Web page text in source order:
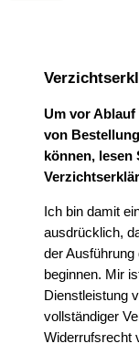
Um vor
von Bestellung
können, lesen
Ich bin damit
ausdrücklich,
der Ausführung
beginnen. Mir
Dienstleistung
vollständiger
Widerrufsrecht